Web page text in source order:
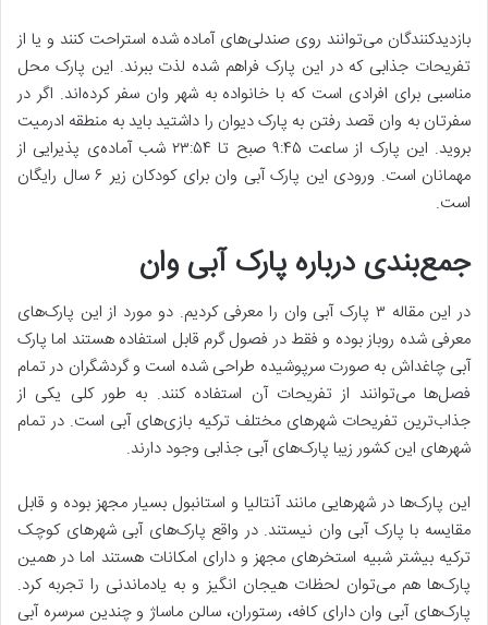
بازدیدکنندگان می‌توانند روی صندلی‌های آماده شده استراحت کنند و یا از
تفریحات جذابی که در این پارک فراهم شده لذت ببرند. این پارک محل
مناسبی برای افرادی است که با خانواده به شهر وان سفر کرده‌اند. اگر در
سفرتان به وان قصد رفتن به پارک دیوان را داشتید باید به منطقه ادرمیت
بروید. این پارک از ساعت ۹:۴۵ صبح تا ۲۳:۵۴ شب آماده‌ی پذیرایی از
مهمانان است. ورودی این پارک آبی وان برای کودکان زیر ۶ سال رایگان
است.
جمع‌بندی درباره پارک آبی وان
در این مقاله ۳ پارک آبی وان را معرفی کردیم. دو مورد از این پارک‌های
معرفی شده روباز بوده و فقط در فصول گرم قابل استفاده هستند اما پارک
آبی چاغداش به صورت سرپوشیده طراحی شده است و گردشگران در تمام
فصل‌ها می‌توانند از تفریحات آن استفاده کنند. به طور کلی یکی از
جذاب‌ترین تفریحات شهرهای مختلف ترکیه بازی‌های آبی است. در تمام
شهرهای این کشور زیبا پارک‌های آبی جذابی وجود دارند.
این پارک‌ها در شهرهایی مانند آنتالیا و استانبول بسیار مجهز بوده و قابل
مقایسه با پارک آبی وان نیستند. در واقع پارک‌های آبی شهر‌های کوچک
ترکیه بیشتر شبیه استخرهای مجهز و دارای امکانات هستند اما در همین
پارک‌ها هم می‌توان لحظات هیجان انگیز و به یادماندنی را تجربه کرد.
پارک‌های آبی وان دارای کافه، رستوران، سالن ماساژ و چندین سرسره آبی